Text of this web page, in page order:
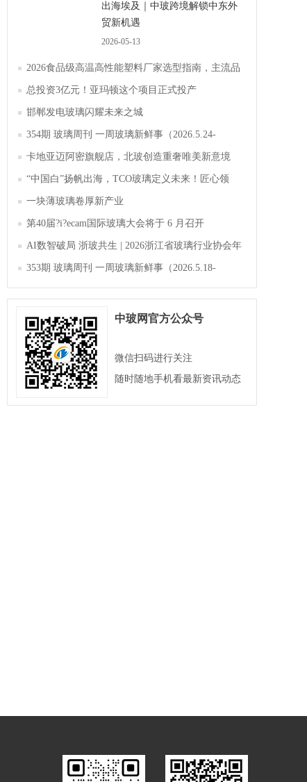
出海埃及｜中玻跨境解锁中东外
贸新机遇
2026-05-13
2026食品级高温高性能塑料厂家选型指南，主流品
牌全面解析评测
总投资3亿元！亚玛顿这个项目正式投产
邯郸发电玻璃闪耀未来之城
354期 玻璃周刊 一周玻璃新鲜事（2026.5.24-
2026.5.30）
卡地亚迈阿密旗舰店，北玻创造重奢唯美新意境
“中国白”扬帆出海，TCO玻璃定义未来！匠心领
航，淄博新材料产业聚势成峰
一块薄玻璃卷厚新产业
第40届?i?ecam国际玻璃大会将于 6 月召开
AI数智破局 浙玻共生 | 2026浙江省玻璃行业协会年
会暨第四届四次会员大会成功举办
353期 玻璃周刊 一周玻璃新鲜事（2026.5.18-
2026.5.23）
中玻网官方公众号
微信扫码进行关注
随时随地手机看最新资讯动态